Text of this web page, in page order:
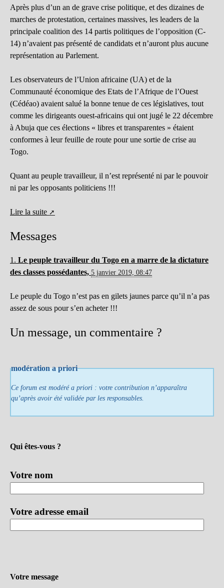
Après plus d’un an de grave crise politique, et des dizaines de
marches de protestation, certaines massives, les leaders de la
principale coalition des 14 partis politiques de l’opposition (C-
14) n’avaient pas présenté de candidats et n’auront plus aucune
représentation au Parlement.
Les observateurs de l’Union africaine (UA) et de la
Communauté économique des Etats de l’Afrique de l’Ouest
(Cédéao) avaient salué la bonne tenue de ces législatives, tout
comme les dirigeants ouest-africains qui ont jugé le 22 décembre
à Abuja que ces élections « libres et transparentes » étaient
conformes à leur feuille de route pour une sortie de crise au
Togo.
Quant au peuple travailleur, il n’est représenté ni par le pouvoir
ni par les opposants politiciens !!!
Lire la suite
Messages
1. Le peuple travailleur du Togo en a marre de la dictature
des classes possédantes, 5 janvier 2019, 08:47
Le peuple du Togo n’est pas en gilets jaunes parce qu’il n’a pas
assez de sous pour s’en acheter !!!
Un message, un commentaire ?
modération a priori
Ce forum est modéré a priori : votre contribution n’apparaîtra
qu’après avoir été validée par les responsables.
Qui êtes-vous ?
Votre nom
Votre adresse email
Votre message